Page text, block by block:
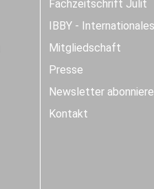
Fachzeitschrift Julit
IBBY - Internationales
Mitgliedschaft
Presse
Newsletter
Kontakt